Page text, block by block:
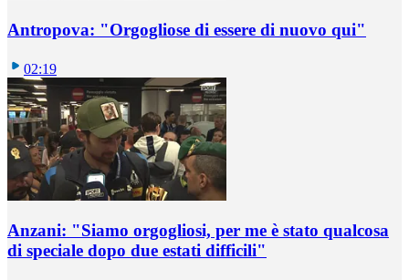
Antropova: "Orgogliose di essere di nuovo qui"
02:19
Anzani: "Siamo orgogliosi, per me è stato qualcosa
di speciale dopo due estati difficili"